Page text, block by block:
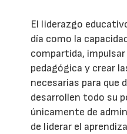
El liderazgo
día como la
compartida,
pedagógica y crear
necesarias para que
desarrollen todo su
únicamente de
de liderar el